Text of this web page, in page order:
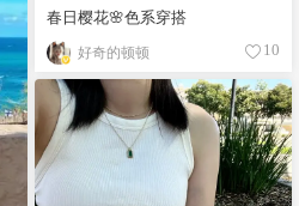
春日樱花🌸色系穿搭
好奇的顿顿 10